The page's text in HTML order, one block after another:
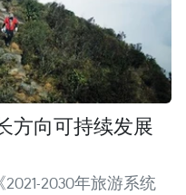
方向可持续发展
2030年旅游系统